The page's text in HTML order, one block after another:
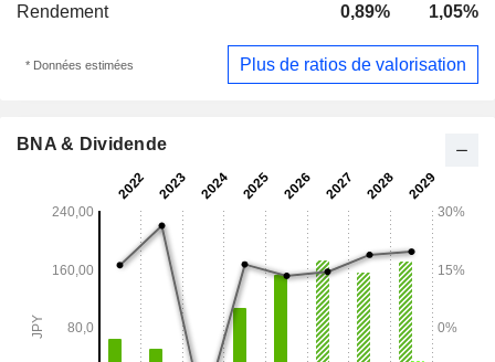
Rendement 0,89% 1,05%
* Données estimées Plus de ratios de valorisation
BNA & Dividende